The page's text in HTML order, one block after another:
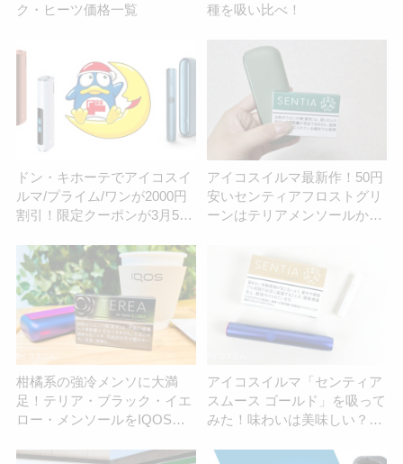
ク・ヒーツ価格一覧
種を吸い比べ！
ドン・キホーテでアイコスイ
ルマ/プライム/ワンが2000円
割引！限定クーポンが3月5日
アイコスイルマ最新作！50円
安いセンティアフロストグリ
ーンはテリアメンソールから
柑橘系の強冷メンソに大満
足！テリア・ブラック・イエ
ロー・メンソールをIQOSイ
アイコスイルマ「センティア
スムース ゴールド」を吸って
みた！味わいは美味しい？ま